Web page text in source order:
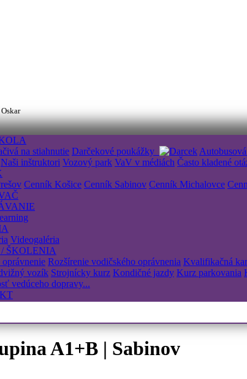
Oskar
na stiahnutie Darčekové poukážky
Naši inštruktori Vozový park VaV v médiách Často kladené
Cenník Košice Cenník Sabinov Cenník Michalovce
Videogaléria
ŠKOLENIA
Rozšírenie vodičského oprávnenia Kvalifikačná
vozík Strojnícky kurz Kondičné jazdy Kurz parkovania
vedúceho dopravy...
A1+B | Sabinov